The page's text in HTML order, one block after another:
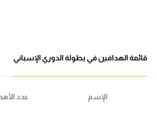
قائمة الهدافين في بطولة الدوري الإسباني
الإسم عدد